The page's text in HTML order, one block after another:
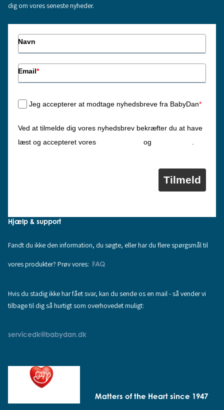
dig om vores seneste nyheder.
Navn
Email*
Jeg accepterer at modtage nyhedsbreve fra BabyDan*
Ved at tilmelde dig vores nyhedsbrev bekræfter du at have
læst og accepteret vores
og
Tilmeld
Hjælp & support
Fandt du ikke den information, du søgte, eller har du flere spørgsmål til
vores produkter? Prøv vores: FAQ
Hvis du stadig ikke har fået svar, kan du sende os en mail - så vender vi
tilbage til dig så hurtigt som overhovedet muligt:
servicedk@babydan.dk
Matters of the Heart since 1947